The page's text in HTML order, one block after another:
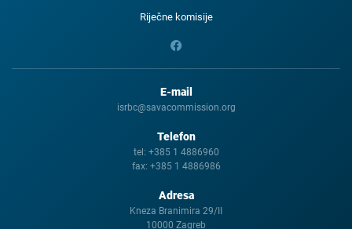
Riječne komisije
E-mail
isrbc@savacommission.org
Telefon
tel: +385 1 4886960
fax: +385 1 4886986
Adresa
Kneza Branimira 29/II
10000 Zagreb